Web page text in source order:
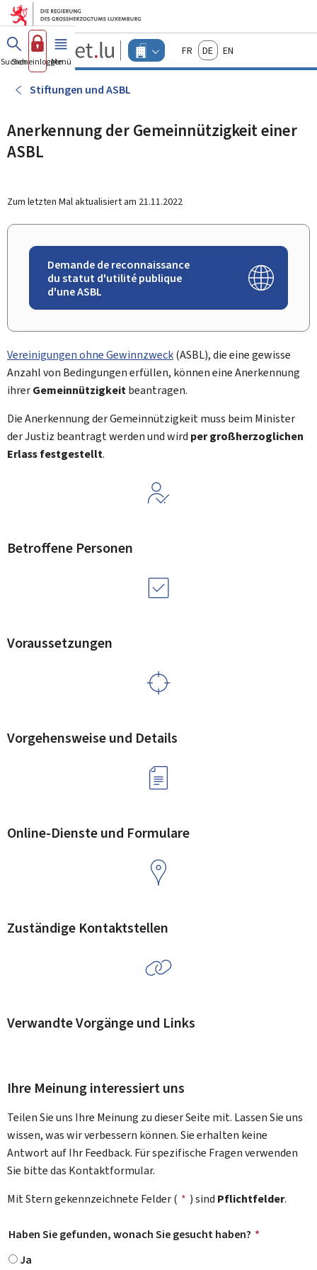
Zum Hauptmenü
Zum Inhalt
Guichet.lu
Changer
d'espace
actif
FrançaisDeutschEnglish
Suchen
Sich einloggen
Menü Haupt-
Stiftungen und ASBL
Anerkennung der Gemeinnützigkeit einer
ASBL
Zum letzten Mal aktualisiert am 21.11.2022
Demande de reconnaissance
du statut d'utilité publique
d'une ASBL
Vereinigungen ohne Gewinnzweck(ASBL), die eine gewisse
Anzahl von Bedingungen erfüllen, können eine Anerkennung
ihrerGemeinnützigkeitbeantragen.
Die Anerkennung der Gemeinnützigkeit muss beim Minister
der Justiz beantragt werden und wird per großherzoglichen
Erlass festgestellt.
Betroffene Personen
Voraussetzungen
Vorgehensweise und Details
Online-Dienste und Formulare
Zuständige Kontaktstellen
Verwandte Vorgänge und Links
Ihre Meinung interessiert uns
Teilen Sie uns Ihre Meinung zu dieser Seite mit. Lassen Sie uns
wissen, was wir verbessern können. Sie erhalten keine
Antwort auf Ihr Feedback. Für spezifische Fragen verwenden
Sie bitte das Kontaktformular.
Mit Stern gekennzeichnete Felder ( * ) sind Pflichtfelder.
Haben Sie gefunden, wonach Sie gesucht haben? *
Ja